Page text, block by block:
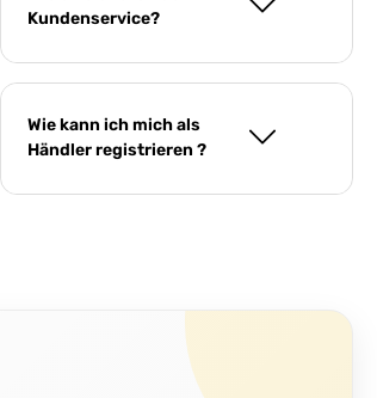
Kundenservice?
Wie kann ich mich als
Händler registrieren ?